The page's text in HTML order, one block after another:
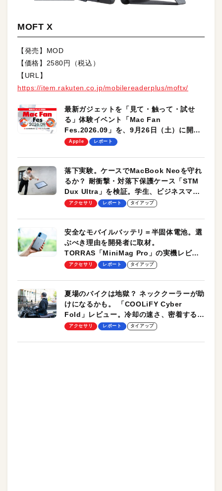
MOFT X
【発売】MOD
【価格】2580円（税込）
【URL】
https://item.rakuten.co.jp/mobilereaderplus/moftx/
最新ガジェットを「見て・触って・試せ
る」体験イベント「Mac Fan
Fes.2026.09」を、9月26日（土）に開催
します！
Apple レポート
落下実験。ケースでMacBook Neoを守れ
るか？ 耐衝撃・対落下保護ケース「STM
Dux Ultra」を検証。学生、ビジネスマン
のモバイルユースに最適！
アクセサリ レポート タイアップ
安全なモバイルバッテリ＝半固体電池。選
ぶべき理由を開発者に取材。
TORRAS「MiniMag Pro」の実機レビュ
ーも
アクセサリ レポート タイアップ
夏場のバイクは地獄？ ネッククーラーが助
けになるかも。 「COOLiFY Cyber
Fold」レビュー。冷却の速さ、密着する冷
却プレート、シンプルな操作性がグッド！
アクセサリ レポート タイアップ